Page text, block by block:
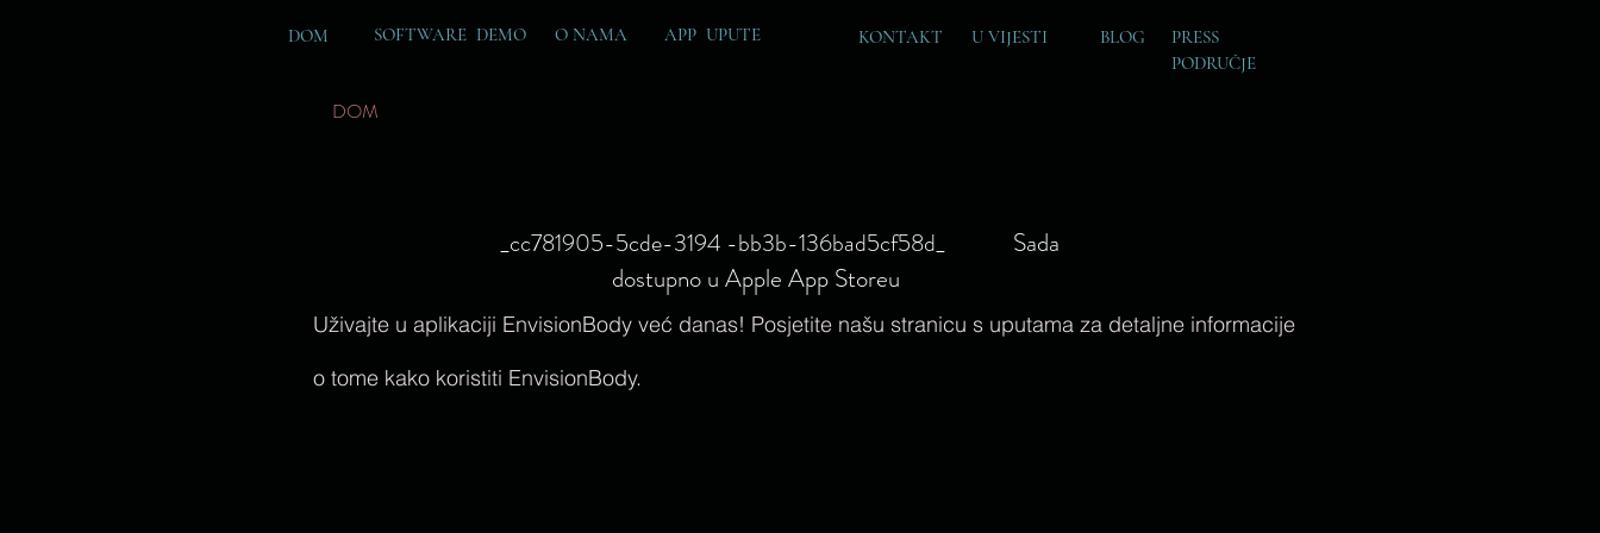
DOM SOFTWARE DEMO O NAMA APP UPUTE KONTAKT U VIJESTI BLOG
PRESS
PODRUČJE
DOM
_cc781905-5cde-3194 -bb3b-136bad5cf58d_
Sada
dostupno u Apple App Storeu
Uživajte u aplikaciji EnvisionBody već danas! Posjetite našu stranicu s uputama za detaljne informacije
o tome kako koristiti EnvisionBody.